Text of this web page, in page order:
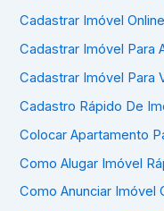
Cadastrar Imóvel Online
Cadastrar Imóvel Para
Cadastrar Imóvel Para
Cadastro Rápido De
Colocar Apartamento
Como Alugar Imóvel
Como Anunciar Imóvel